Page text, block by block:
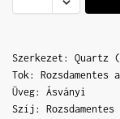
Szerkezet: Quartz
Tok: Rozsdamentes
Üveg: Ásványi
Szíj: Rozsdamentes